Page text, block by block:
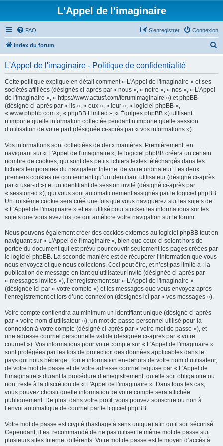
L'Appel de l'imaginaire
FAQ Connexion
S’enregistrer
Index du forum
L'Appel de l'imaginaire - Politique de confidentialité
Cette politique explique en détail comment « L'Appel de l'imaginaire » et ses
sociétés affiliées (désignés ci-après par « nous », « notre », « nos », « L'Appel
de l'imaginaire », « https://www.actusf.com/forumimaginaire ») et phpBB
(désigné ci-après par « ils », « eux », « leur », « logiciel phpBB »,
« www.phpbb.com », « phpBB Limited », « Équipes phpBB ») utilisent
n’importe quelle information collectée pendant n’importe quelle session
d’utilisation de votre part (désignée ci-après par « vos informations »).
Vos informations sont collectées de deux manières. Premièrement, en
naviguant sur « L'Appel de l'imaginaire », le logiciel phpBB créera un certain
nombre de cookies, qui sont des petits fichiers textes téléchargés dans les
fichiers temporaires du navigateur Internet de votre ordinateur. Les deux
premiers cookies ne contiennent qu’un identifiant utilisateur (désigné ci-après
par « user-id ») et un identifiant de session invité (désigné ci-après par
« session-id »), qui vous sont automatiquement assignés par le logiciel phpBB.
Un troisième cookie sera créé une fois que vous naviguerez sur les sujets de
« L'Appel de l'imaginaire » et est utilisé pour stocker les informations sur les
sujets que vous avez lus, ce qui améliore votre navigation sur le forum.
Nous pouvons également créer des cookies externes au logiciel phpBB tout en
naviguant sur « L'Appel de l'imaginaire », bien que ceux-ci soient hors de
portée du document qui est prévu pour couvrir seulement les pages créées par
le logiciel phpBB. La seconde manière est de récupérer l’information que vous
nous envoyez et que nous collectons. Ceci peut être, et n’est pas limité à : la
publication de message en tant qu’utilisateur invité (désignée ci-après par
« messages invités »), l’enregistrement sur « L'Appel de l'imaginaire »
(désignée ici par « votre compte ») et les messages que vous envoyez après
l’enregistrement et lors d’une connexion (désignés ici par « vos messages »).
Votre compte contiendra au minimum un identifiant unique (désigné ci-après
par « votre nom d’utilisateur »), un mot de passe personnel utilisé pour la
connexion à votre compte (désigné ci-après par « votre mot de passe »), et
une adresse courriel personnelle valide (désignée ci-après par « votre
courriel »). Vos informations pour votre compte sur « L'Appel de l'imaginaire »
sont protégées par les lois de protection des données applicables dans le
pays qui nous héberge. Toute information en-dehors de votre nom d’utilisateur,
de votre mot de passe et de votre adresse courriel requise par « L'Appel de
l'imaginaire » durant la procédure d’enregistrement, qu’elle soit obligatoire ou
non, reste à la discrétion de « L'Appel de l'imaginaire ». Dans tous les cas,
vous pouvez choisir quelle information de votre compte sera affichée
publiquement. De plus, dans votre profil, vous pouvez souscrire ou non à
l’envoi automatique de courriel par le logiciel phpBB.
Votre mot de passe est crypté (hashage à sens unique) afin qu’il soit sécurisé.
Cependant, il est recommandé de ne pas utiliser le même mot de passe sur
plusieurs sites Internet différents. Votre mot de passe est le moyen d’accès à